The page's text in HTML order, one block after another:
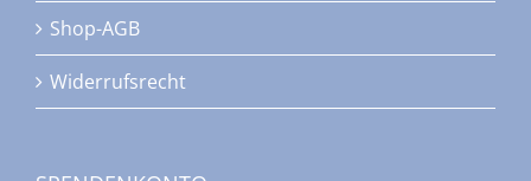
Shop-AGB
Widerrufsrecht